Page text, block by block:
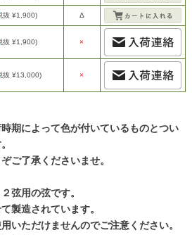
抜 ¥1,900) Δ
抜 ¥1,900) ×
抜 ¥13,000) ×
期によって色が付いているものとつい
ご了承くださいませ。
弦用の弦です。
製造されています。
いただけませんのでご注意ください。